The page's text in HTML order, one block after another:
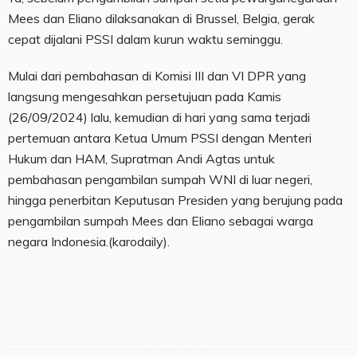
Mees dan Eliano dilaksanakan di Brussel, Belgia, gerak
cepat dijalani PSSI dalam kurun waktu seminggu.
Mulai dari pembahasan di Komisi III dan VI DPR yang
langsung mengesahkan persetujuan pada Kamis
(26/09/2024) lalu, kemudian di hari yang sama terjadi
pertemuan antara Ketua Umum PSSI dengan Menteri
Hukum dan HAM, Supratman Andi Agtas untuk
pembahasan pengambilan sumpah WNI di luar negeri,
hingga penerbitan Keputusan Presiden yang berujung pada
pengambilan sumpah Mees dan Eliano sebagai warga
negara Indonesia.(karodaily).